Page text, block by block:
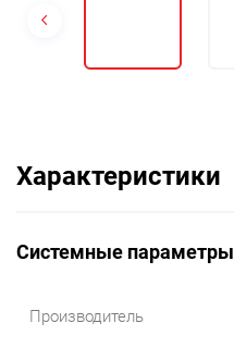
Характеристики
Системные параметры
Производитель